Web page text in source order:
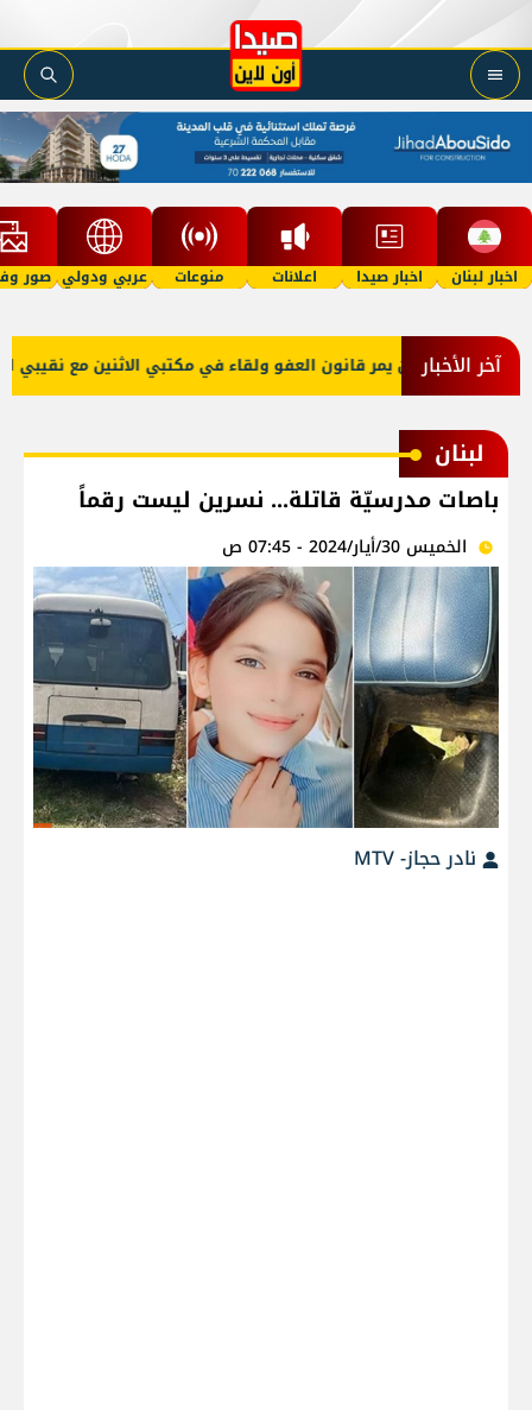
اخبار لبنان اخبار صيدا اعلانات منوعات عربي ودولي صور
آخر الأخبار
على أن يمر قانون العفو ولقاء في مكتبي الاثنين مع نقيبي
لبنان
باصات مدرسيّة قاتلة... نسرين ليست رقماً
الخميس 30/أيار/2024 - 07:45 ص
نادر حجاز- MTV